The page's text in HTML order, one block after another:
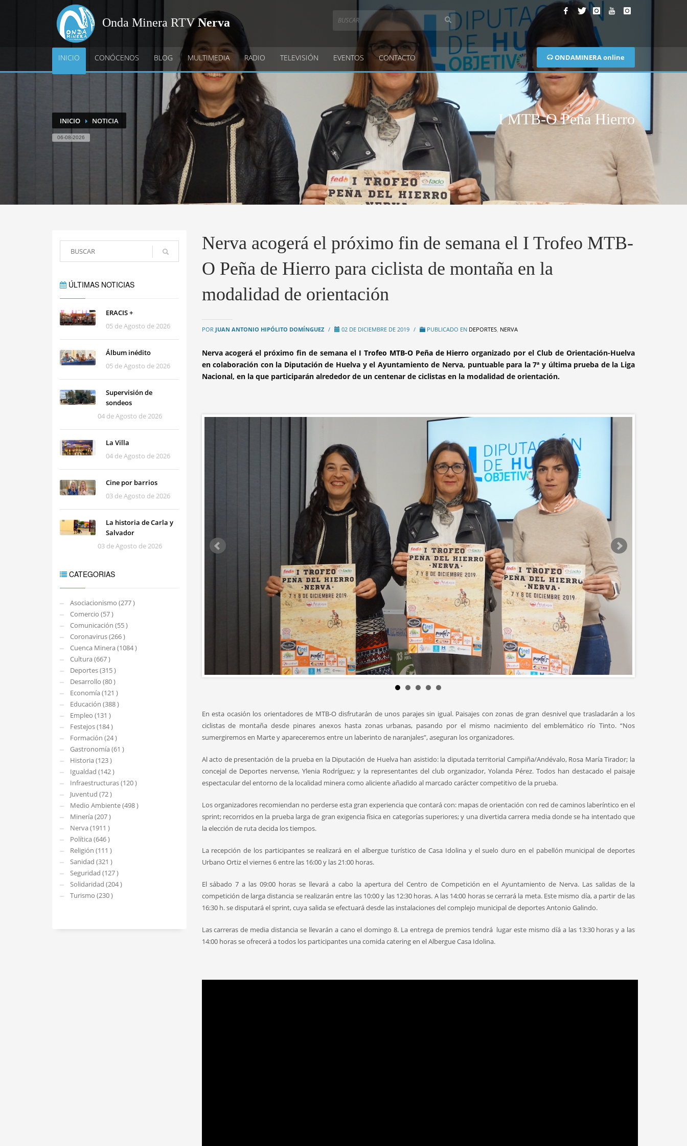
Onda Minera RTVNerva
ONDAMINERA online
INICIO CONÓCENOS BLOG MULTIMEDIA RADIO TELEVISIÓN EVENTOS CONTACTO
INICIO NOTICIA
06-08-2026
I MTB-O Peña Hierro
ÚLTIMAS NOTICIAS
ERACIS +
05 de Agosto de 2026
Álbum inédito
05 de Agosto de 2026
Supervisión de
sondeos
04 de Agosto de 2026
La Villa
04 de Agosto de 2026
Cine por barrios
03 de Agosto de 2026
La historia de Carla y
Salvador
03 de Agosto de 2026
CATEGORIAS
Asociacionismo (277 )
Comercio (57 )
Comunicación (55 )
Coronavirus (266 )
Cuenca Minera (1084 )
Cultura (667 )
Deportes (315 )
Desarrollo (80 )
Economía (121 )
Educación (388 )
Empleo (131 )
Festejos (184 )
Formación (24 )
Gastronomía (61 )
Historia (123 )
Igualdad (142 )
Infraestructuras (120 )
Juventud (72 )
Medio Ambiente (498 )
Minería (207 )
Nerva (1911 )
Política (646 )
Religión (111 )
Sanidad (321 )
Seguridad (127 )
Solidaridad (204 )
Turismo (230 )
Nerva acogerá el próximo fin de semana el I Trofeo MTB-
O Peña de Hierro para ciclista de montaña en la
modalidad de orientación
POR JUAN ANTONIO HIPÓLITO DOMÍNGUEZ / 02 DE DICIEMBRE DE 2019 / PUBLICADO EN DEPORTES, NERVA
Nerva acogerá el próximo fin de semana el I Trofeo MTB-O Peña de Hierroorganizado por el Club de Orientación-Huelva
en colaboración con la Diputación de Huelva y el Ayuntamiento de Nerva, puntuable para la 7ª y última prueba de la Liga
Nacional, en la que participarán alrededor de un centenar de ciclistas en la modalidad de orientación.
En esta ocasión los orientadores de MTB-O disfrutarán de unos parajes sin igual. Paisajes con zonas de gran desnivel que trasladarán a los
ciclistas de montaña desde pinares anexos hasta zonas urbanas, pasando por el mismo nacimiento del emblemático río Tinto. “Nos
sumergiremos en Marte y apareceremos entre un laberinto de naranjales”, aseguran los organizadores.
Al acto de presentación de la prueba en la Diputación de Huelva han asistido: la diputada territorial Campiña/Andévalo, Rosa María Tirador; la
concejal de Deportes nervense, Ylenia Rodríguez; y la representantes del club organizador, Yolanda Pérez. Todos han destacado el paisaje
espectacular del entorno de la localidad minera como aliciente añadido al marcado carácter competitivo de la prueba.
Los organizadores recomiendan no perderse esta gran experiencia que contará con: mapas de orientación con red de caminos laberíntico en el
sprint; recorridos en la prueba larga de gran exigencia física en categorías superiores; y una divertida carrera media donde se ha intentado que
la elección de ruta decida los tiempos.
La recepción de los participantes se realizará en el albergue turístico de Casa Idolina y el suelo duro en el pabellón municipal de deportes
Urbano Ortiz el viernes 6 entre las 16:00 y las 21:00 horas.
El sábado 7 a las 09:00 horas se llevará a cabo la apertura del Centro de Competición en el Ayuntamiento de Nerva. Las salidas de la
competición de larga distancia se realizarán entre las 10:00 y las 12:30 horas. A las 14:00 horas se cerrará la meta. Este mismo día, a partir de las
16:30 h. se disputará el sprint, cuya salida se efectuará desde las instalaciones del complejo municipal de deportes Antonio Galindo.
Las carreras de media distancia se llevarán a cano el domingo 8. La entrega de premios tendrá lugar este mismo díá a las 13:30 horas y a las
14:00 horas se ofrecerá a todos los participantes una comida catering en el Albergue Casa Idolina.